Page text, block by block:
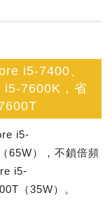
i5-7400、
i5-7600K，省
i5-
65W），不鎖倍頻
i5-
（35W）。